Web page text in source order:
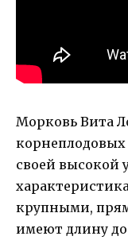
Морковь Вита
своей высокой
крупными,
имеют длину